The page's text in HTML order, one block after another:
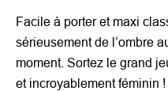
Facile à porter et maxi
sérieusement de l’ombre
moment. Sortez le grand
et incroyablement féminin !